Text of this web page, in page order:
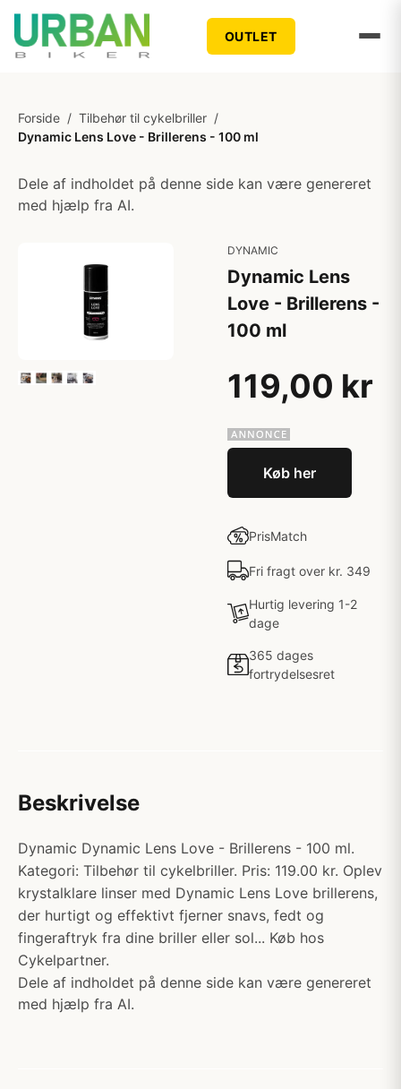
OUTLET
Forside / Tilbehør til cykelbriller /
Dynamic Lens Love - Brillerens - 100 ml
Dele af indholdet på denne side kan være genereret
med hjælp fra AI.
DYNAMIC
Dynamic Lens
Love - Brillerens -
100 ml
119,00 kr
Køb her
PrisMatch
Fri fragt over kr. 349
Hurtig levering 1-2
dage
365 dages
fortrydelsesret
Beskrivelse
Dynamic Dynamic Lens Love - Brillerens - 100 ml.
Kategori: Tilbehør til cykelbriller. Pris: 119.00 kr. Oplev
krystalklare linser med Dynamic Lens Love brillerens,
der hurtigt og effektivt fjerner snavs, fedt og
fingeraftryk fra dine briller eller sol... Køb hos
Cykelpartner.
Dele af indholdet på denne side kan være genereret
med hjælp fra AI.